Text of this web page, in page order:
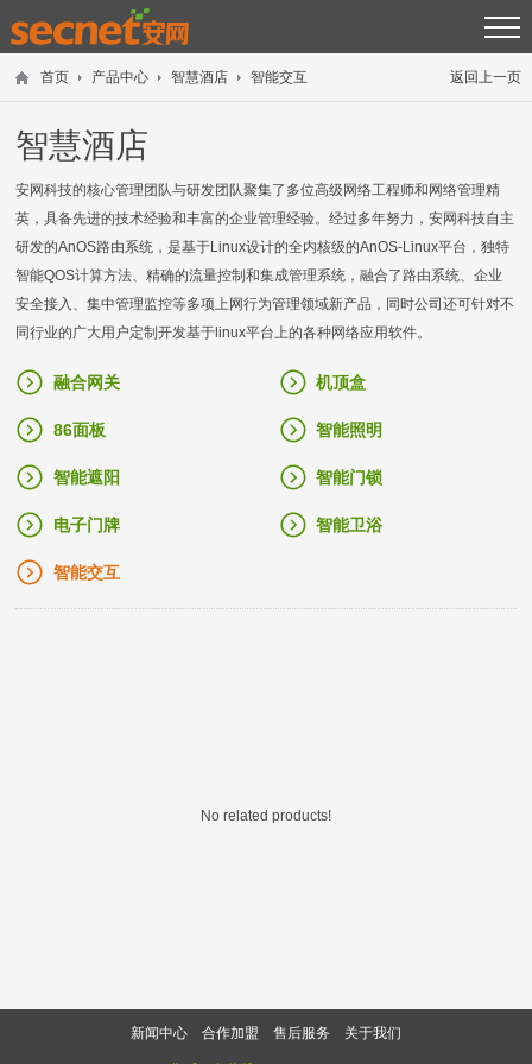
返回上一页
首页 产品中心 智慧酒店 智能交互
智慧酒店
安网科技的核心管理团队与研发团队聚集了多位高级网络工程师和网络管理精
英，具备先进的技术经验和丰富的企业管理经验。经过多年努力，安网科技自主
研发的AnOS路由系统，是基于Linux设计的全内核级的AnOS-Linux平台，独特
智能QOS计算方法、精确的流量控制和集成管理系统，融合了路由系统、企业
安全接入、集中管理监控等多项上网行为管理领域新产品，同时公司还可针对不
同行业的广大用户定制开发基于linux平台上的各种网络应用软件。
融合网关 机顶盒
86面板 智能照明
智能遮阳 智能门锁
电子门牌 智能卫浴
智能交互
No related products!
新闻中心 合作加盟 售后服务 关于我们